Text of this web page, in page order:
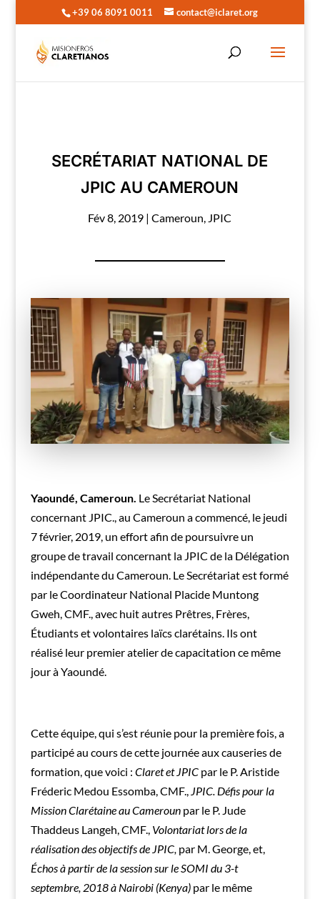
+39 06 8091 0011 contact@iclaret.org
SECRÉTARIAT NATIONAL DE
JPIC AU CAMEROUN
Fév 8, 2019 |Cameroun, JPIC
Yaoundé, Cameroun. Le Secrétariat National
concernant JPIC., au Cameroun a commencé, le jeudi
7 février, 2019, un effort afin de poursuivre un
groupe de travail concernant la JPIC de la Délégation
indépendante du Cameroun. Le Secrétariat est formé
par le Coordinateur National Placide Muntong
Gweh, CMF., avec huit autres Prêtres, Frères,
Étudiants et volontaires laïcs clarétains. Ils ont
réalisé leur premier atelier de capacitation ce même
jour à Yaoundé.
Cette équipe, qui s’est réunie pour la première fois, a
participé au cours de cette journée aux causeries de
formation, que voici : Claret et JPIC par le P. Aristide
Fréderic Medou Essomba, CMF., JPIC. Défis pour la
Mission Clarétaine au Cameroun par le P. Jude
Thaddeus Langeh, CMF., Volontariat lors de la
réalisation des objectifs de JPIC, par M. George, et,
Échos à partir de la session sur le SOMI du 3-t
septembre, 2018 à Nairobi (Kenya) par le même